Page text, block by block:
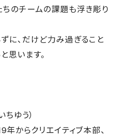
のチームの課題も浮き彫り
に、だけど力み過ぎること
思います。
ゆう）
からクリエイティブ本部、